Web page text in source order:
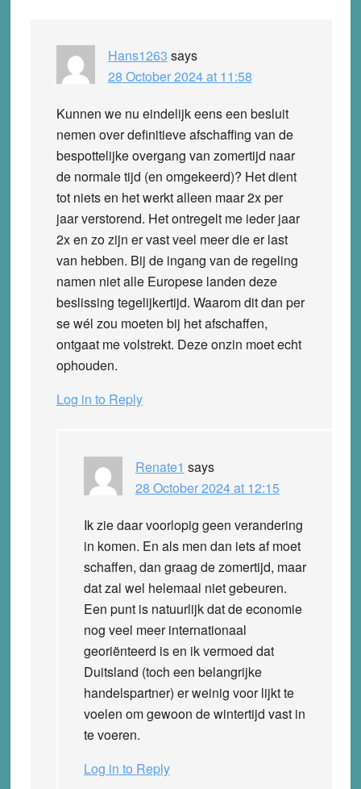
Hans1263 says
28 October 2024 at 11:58
Kunnen we nu eindelijk eens een besluit
nemen over definitieve afschaffing van de
bespottelijke overgang van zomertijd naar
de normale tijd (en omgekeerd)? Het dient
tot niets en het werkt alleen maar 2x per
jaar verstorend. Het ontregelt me ieder jaar
2x en zo zijn er vast veel meer die er last
van hebben. Bij de ingang van de regeling
namen niet alle Europese landen deze
beslissing tegelijkertijd. Waarom dit dan per
se wél zou moeten bij het afschaffen,
ontgaat me volstrekt. Deze onzin moet echt
ophouden.
Log in to Reply
Renate1 says
28 October 2024 at 12:15
Ik zie daar voorlopig geen verandering
in komen. En als men dan iets af moet
schaffen, dan graag de zomertijd, maar
dat zal wel helemaal niet gebeuren.
Een punt is natuurlijk dat de economie
nog veel meer internationaal
georiënteerd is en ik vermoed dat
Duitsland (toch een belangrijke
handelspartner) er weinig voor lijkt te
voelen om gewoon de wintertijd vast in
te voeren.
Log in to Reply